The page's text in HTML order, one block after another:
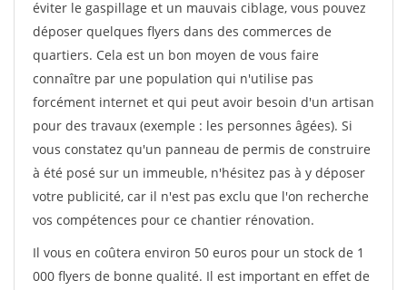
éviter le gaspillage et un mauvais ciblage, vous pouvez
déposer quelques flyers dans des commerces de
quartiers. Cela est un bon moyen de vous faire
connaître par une population qui n'utilise pas
forcément internet et qui peut avoir besoin d'un artisan
pour des travaux (exemple : les personnes âgées). Si
vous constatez qu'un panneau de permis de construire
à été posé sur un immeuble, n'hésitez pas à y déposer
votre publicité, car il n'est pas exclu que l'on recherche
vos compétences pour ce chantier rénovation.
Il vous en coûtera environ 50 euros pour un stock de 1
000 flyers de bonne qualité. Il est important en effet de